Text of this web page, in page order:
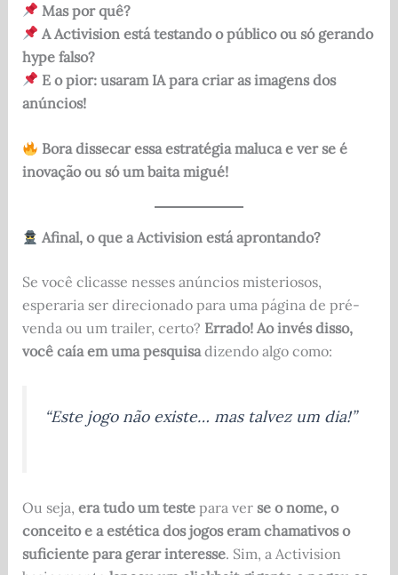
Mas por quê?
A Activision está testando o público ou só gerando
hype falso?
E o pior: usaram IA para criar as imagens dos
anúncios!
Bora dissecar essa estratégia maluca e ver se é
inovação ou só um baita migué!
Afinal, o que a Activision está aprontando?
Se você clicasse nesses anúncios misteriosos,
esperaria ser direcionado para uma página de pré-
venda ou um trailer, certo? Errado! Ao invés disso,
você caía em uma pesquisadizendo algo como:
“Este jogo não existe… mas talvez um dia!”
Ou seja, era tudo um testepara ver se o nome, o
conceito e a estética dos jogos eram chamativos o
suficiente para gerar interesse. Sim, a Activision